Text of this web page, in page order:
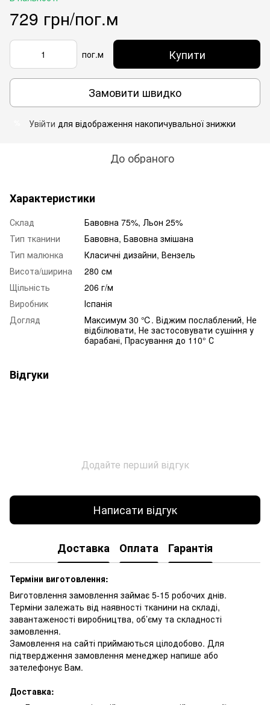
729 грн/пог.м
пог.м Купити
Замовити швидко
Увійти для відображення накопичувальної знижки
До обраного
Характеристики
Склад
Бавовна 75%, Льон 25%
Тип тканини
Бавовна, Бавовна змішана
Тип малюнка
Класичні дизайни, Вензель
Висота/ширина
280 см
Щільність
206 г/м
Виробник
Іспанія
Догляд
Максимум 30 ℃. Віджим послаблений, Не
відбілювати, Не застосовувати сушіння у
барабані, Прасування до 110° С
Відгуки
Додайте перший відгук
Написати відгук
Доставка Оплата Гарантія
Терміни виготовлення:
Виготовлення замовлення займає 5-15 робочих днів.
Терміни залежать від наявності тканини на складі,
завантаженості виробництва, об’єму та складності
замовлення.
Замовлення на сайті приймаються цілодобово. Для
підтвердження замовлення менеджер напише або
зателефонує Вам.
Доставка: